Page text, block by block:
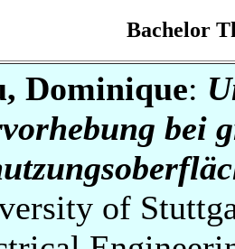
Bachelor
Dominique:
bei
of